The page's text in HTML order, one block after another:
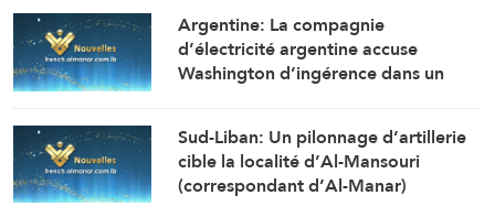
de détention et d’interrogatoire
après avoir libéré la majorité des
détenus.
Argentine: La compagnie
d’électricité argentine accuse
Washington d’ingérence dans un
Sud-Liban: Un pilonnage d’artillerie
cible la localité d’Al-Mansouri
(correspondant d’Al-Manar)